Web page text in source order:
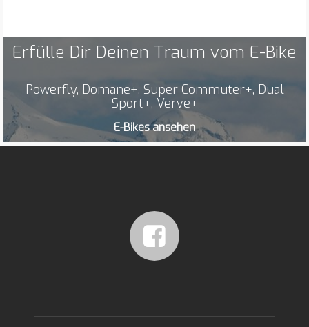
Erfülle Dir Deinen Traum vom E-Bike
Powerfly, Domane+, Super Commuter+, Dual
Sport+, Verve+
E-Bikes ansehen